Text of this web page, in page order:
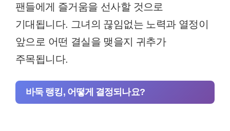
팬들에게 즐거움을 선사할 것으로
기대됩니다. 그녀의 끊임없는 노력과 열정이
앞으로 어떤 결실을 맺을지 귀추가
주목됩니다.
바둑 랭킹, 어떻게 결정되나요?